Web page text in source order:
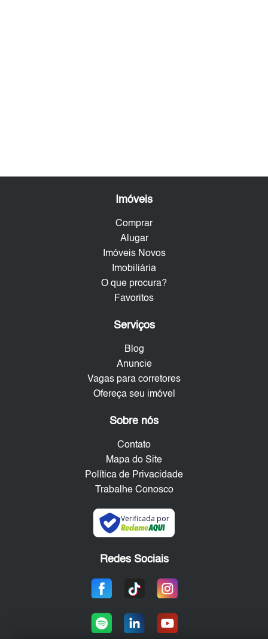
Imóveis
Comprar
Alugar
Imóveis Novos
Imobiliária
O que procura?
Favoritos
Serviços
Blog
Anuncie
Vagas para corretores
Ofereça seu imóvel
Sobre nós
Contato
Mapa do Site
Política de Privacidade
Trabalhe Conosco
Verificada por
Redes Sociais